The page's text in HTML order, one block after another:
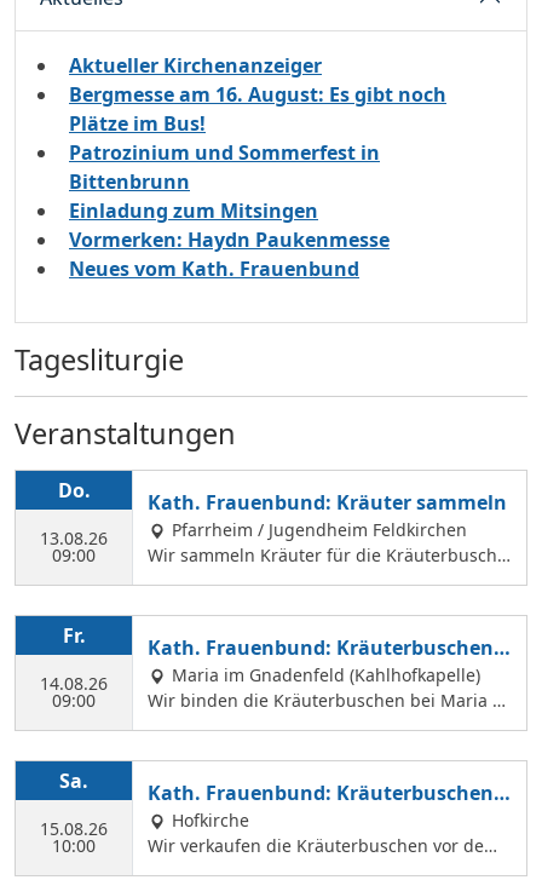
Aktueller Kirchenanzeiger
Bergmesse am 16. August: Es gibt noch
Plätze im Bus!
Patrozinium und Sommerfest in
Bittenbrunn
Einladung zum Mitsingen
Vormerken: Haydn Paukenmesse
Neues vom Kath. Frauenbund
Tagesliturgie
Veranstaltungen
Do.
13.08.26
09:00
Kath. Frauenbund: Kräuter sammeln
Pfarrheim / Jugendheim Feldkirchen
Wir sammeln Kräuter für die Kräuterbusche
n, die wir am 14. August binden und an Mar
Margit Ettig am Jugendheim Feldkirchen.
Fr.
14.08.26
09:00
Kath. Frauenbund: Kräuterbuschen b
inden
Maria im Gnadenfeld (Kahlhofkapelle)
Wir binden die Kräuterbuschen bei Maria a
m Kahlhof. Wir brauchen viele Helferinnen z
der Hl. Geist Kirche Kräuterbuschen verkauf
en können.
Sa.
15.08.26
10:00
Kath. Frauenbund: Kräuterbuschen V
erkauf
Hofkirche
Wir verkaufen die Kräuterbuschen vor dem
Festgottesdienst in der Hofkirche.